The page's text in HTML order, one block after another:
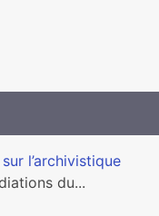
l’archivistique
du...